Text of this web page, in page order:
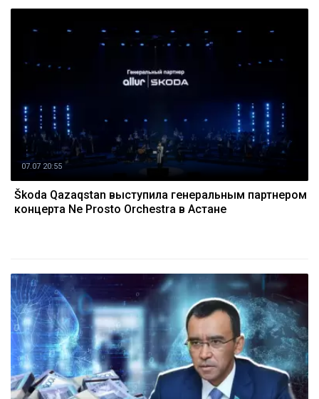
07.07 20:55
Škoda Qazaqstan выступила генеральным партнером
концерта Ne Prosto Orchestra в Астане